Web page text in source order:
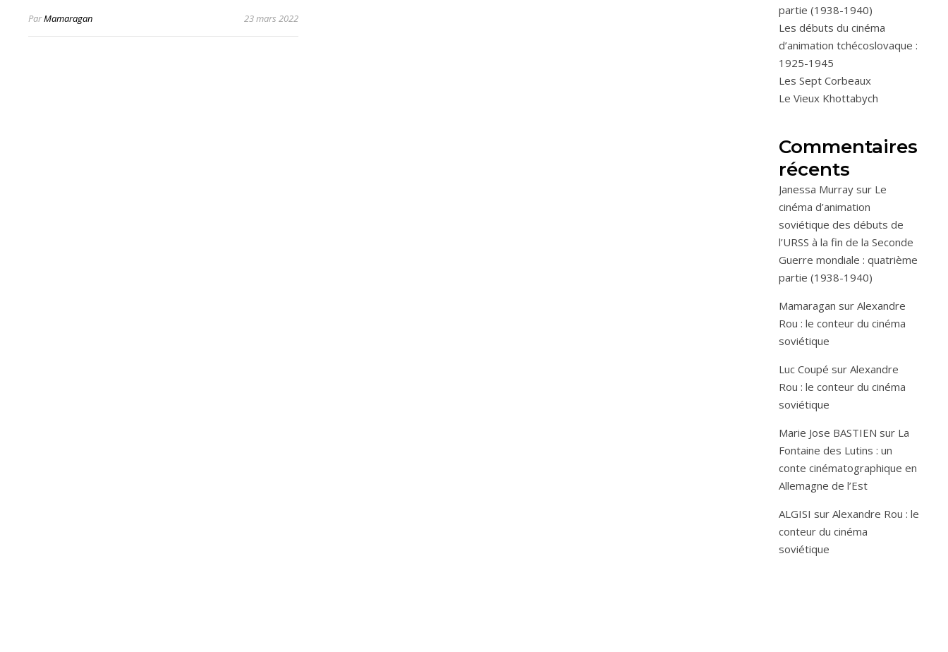
ParMamaragan 23 mars 2022
partie (1938-1940)
Les débuts du cinéma
d’animation tchécoslovaque :
1925-1945
Les Sept Corbeaux
Le Vieux Khottabych
Commentaires
récents
Janessa Murray sur Le
cinéma d’animation
soviétique des débuts de
l’URSS à la fin de la Seconde
Guerre mondiale : quatrième
partie (1938-1940)
Mamaragan sur Alexandre
Rou : le conteur du cinéma
soviétique
Luc Coupé sur Alexandre
Rou : le conteur du cinéma
soviétique
Marie Jose BASTIEN sur La
Fontaine des Lutins : un
conte cinématographique en
Allemagne de l’Est
ALGISI sur Alexandre Rou : le
conteur du cinéma
soviétique